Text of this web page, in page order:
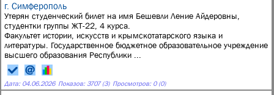
г. Симферополь
Утерян студенческий билет на имя Бешевли Ление Айдеровны,
студентки группы ЖТ-22, 4 курса.
Факультет истории, искусств и крымскотатарского языка и
литературы. Государственное бюджетное образовательное учреждение
высшего образования Республики ...
Дата: 04.06.2026 Показов: 3707 (3) Просмотров: 0 (0)